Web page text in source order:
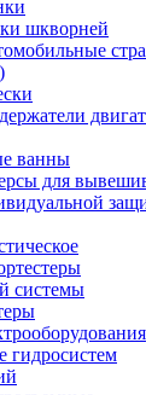
шкворней
ванны
для
системы
гидросистем